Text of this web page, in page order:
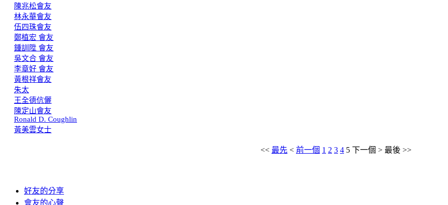
陳兆松會友
林永華會友
伍四珠會友
鄭植宏 會友
鍾訓陞 會友
吳文合 會友
李章好 會友
黃根祥會友
朱太
王全德伉儷
陳定山會友
Ronald D. Coughlin
黃美雲女士
<< 最先 < 前一個 1 2 3 4 5 下一個 > 最後 >>
好友的分享
會友的心聲